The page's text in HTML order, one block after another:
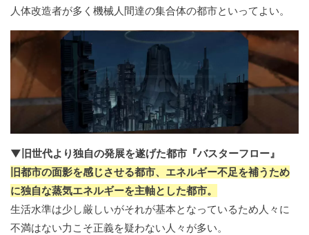
人体改造者が多く機械人間達の集合体の都市といってよい。
▼旧世代より独自の発展を遂げた都市『バスターフロー』
旧都市の面影を感じさせる都市、エネルギー不足を補うため
に独自な蒸気エネルギーを主軸とした都市。
生活水準は少し厳しいがそれが基本となっているため人々に
不満はない力こそ正義を疑わない人々が多い。